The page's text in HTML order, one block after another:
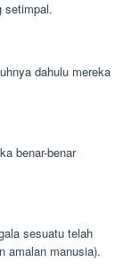
setimpal.
dahulu mereka
benar-benar
sesuatu telah
amalan manusia).